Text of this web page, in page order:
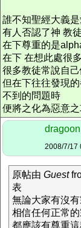
誰不知聖經大義
有人否認了神 教
在下尊重的是
在下 在想此處很
很多教徒常說自
但在下往往發現
不到的問題時
便將之化為惡意
dragoon
2008/7/17
原帖由 Guest
表
無論大家有沒
相信任何正常
都應該有尊重